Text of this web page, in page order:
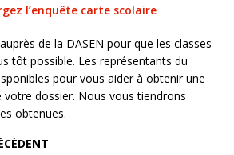
l’enquête carte scolaire
de la DASEN pour que les classes
tôt possible. Les représentants du
pour vous aider à obtenir une
votre dossier. Nous vous tiendrons
obtenues.